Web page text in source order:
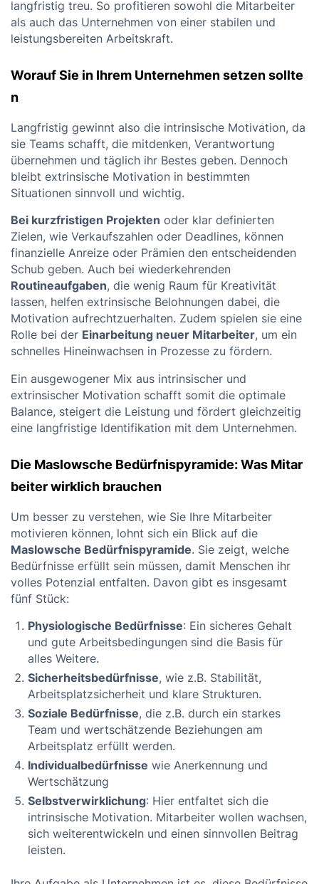
langfristig treu. So profitieren sowohl die Mitarbeiter
als auch das Unternehmen von einer stabilen und
leistungsbereiten Arbeitskraft.
Worauf Sie in Ihrem Unternehmen setzen sollte
n
Langfristig gewinnt also die intrinsische Motivation, da
sie Teams schafft, die mitdenken, Verantwortung
übernehmen und täglich ihr Bestes geben. Dennoch
bleibt extrinsische Motivation in bestimmten
Situationen sinnvoll und wichtig.
Bei kurzfristigen Projekten oder klar definierten
Zielen, wie Verkaufszahlen oder Deadlines, können
finanzielle Anreize oder Prämien den entscheidenden
Schub geben. Auch bei wiederkehrenden
Routineaufgaben, die wenig Raum für Kreativität
lassen, helfen extrinsische Belohnungen dabei, die
Motivation aufrechtzuerhalten. Zudem spielen sie eine
Rolle bei der Einarbeitung neuer Mitarbeiter, um ein
schnelles Hineinwachsen in Prozesse zu fördern.
Ein ausgewogener Mix aus intrinsischer und
extrinsischer Motivation schafft somit die optimale
Balance, steigert die Leistung und fördert gleichzeitig
eine langfristige Identifikation mit dem Unternehmen.
Die Maslowsche Bedürfnispyramide: Was Mitar
beiter wirklich brauchen
Um besser zu verstehen, wie Sie Ihre Mitarbeiter
motivieren können, lohnt sich ein Blick auf die
Maslowsche Bedürfnispyramide. Sie zeigt, welche
Bedürfnisse erfüllt sein müssen, damit Menschen ihr
volles Potenzial entfalten. Davon gibt es insgesamt
fünf Stück:
Physiologische Bedürfnisse: Ein sicheres Gehalt
und gute Arbeitsbedingungen sind die Basis für
alles Weitere.
Sicherheitsbedürfnisse, wie z.B. Stabilität,
Arbeitsplatzsicherheit und klare Strukturen.
Soziale Bedürfnisse, die z.B. durch ein starkes
Team und wertschätzende Beziehungen am
Arbeitsplatz erfüllt werden.
Individualbedürfnisse wie Anerkennung und
Wertschätzung
Selbstverwirklichung: Hier entfaltet sich die
intrinsische Motivation. Mitarbeiter wollen wachsen,
sich weiterentwickeln und einen sinnvollen Beitrag
leisten.